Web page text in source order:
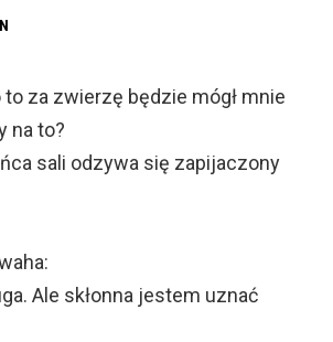
za zwierzę będzie mógł mnie
na to?
sali odzywa się zapijaczony
Ale skłonna jestem uznać